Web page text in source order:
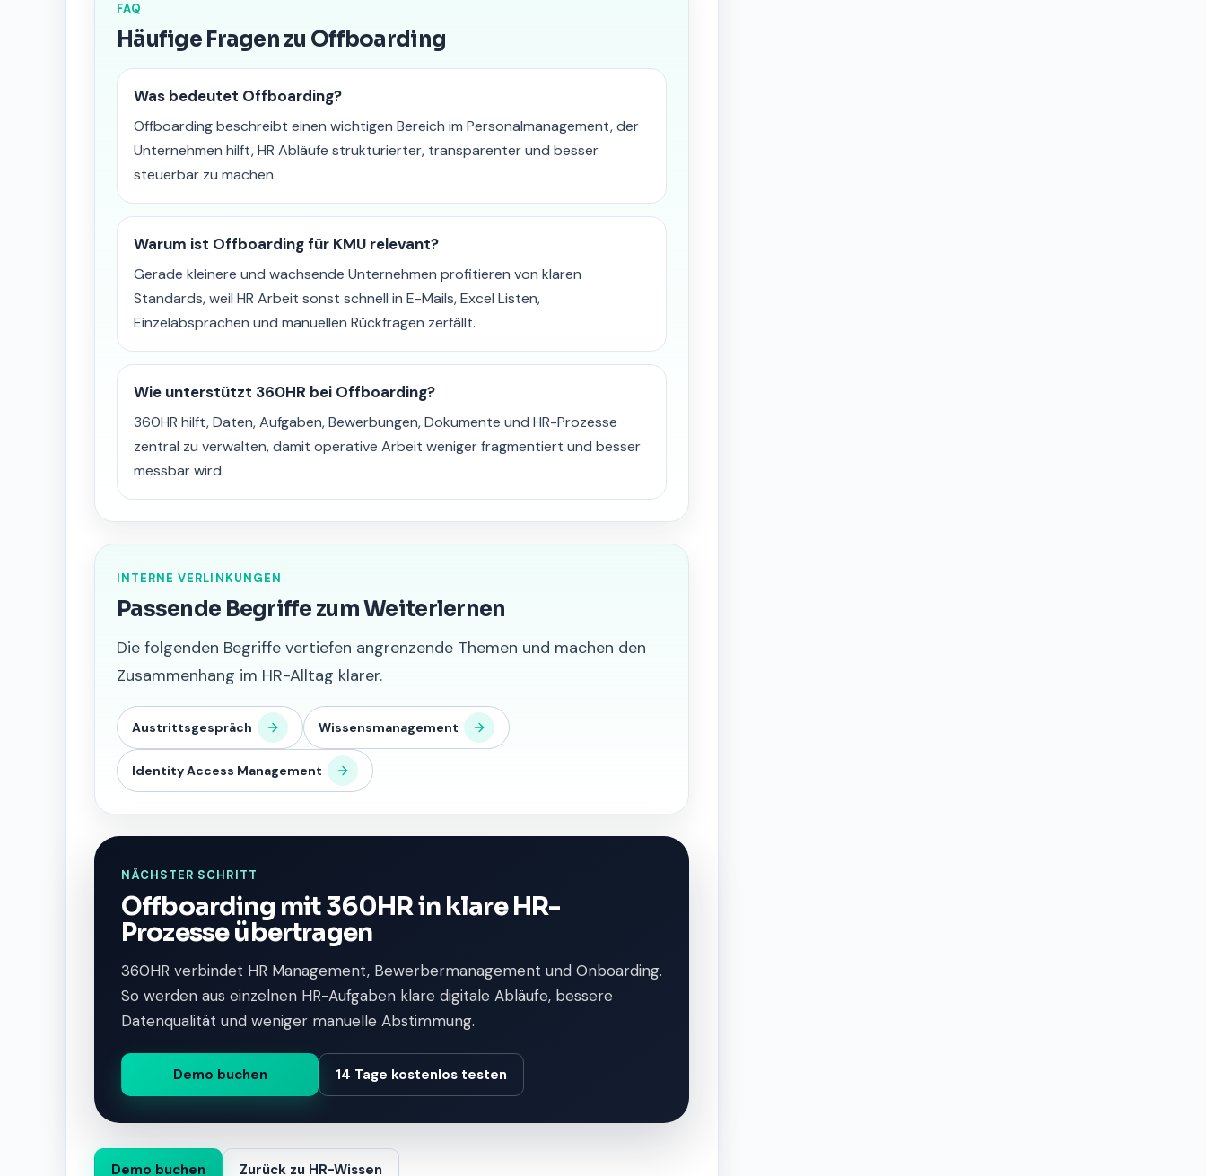
FAQ
Häufige Fragen zu Offboarding
Was bedeutet Offboarding?
Offboarding beschreibt einen wichtigen Bereich im Personalmanagement, der
Unternehmen hilft, HR Abläufe strukturierter, transparenter und besser
steuerbar zu machen.
Warum ist Offboarding für KMU relevant?
Gerade kleinere und wachsende Unternehmen profitieren von klaren
Standards, weil HR Arbeit sonst schnell in E-Mails, Excel Listen,
Einzelabsprachen und manuellen Rückfragen zerfällt.
Wie unterstützt 360HR bei Offboarding?
360HR hilft, Daten, Aufgaben, Bewerbungen, Dokumente und HR-Prozesse
zentral zu verwalten, damit operative Arbeit weniger fragmentiert und besser
messbar wird.
INTERNE VERLINKUNGEN
Passende Begriffe zum Weiterlernen
Die folgenden Begriffe vertiefen angrenzende Themen und machen den
Zusammenhang im HR-Alltag klarer.
Austrittsgespräch Wissensmanagement
Identity Access Management
NÄCHSTER SCHRITT
Offboarding mit 360HR in klare HR-
Prozesse übertragen
360HR verbindet HR Management, Bewerbermanagement und Onboarding.
So werden aus einzelnen HR-Aufgaben klare digitale Abläufe, bessere
Datenqualität und weniger manuelle Abstimmung.
Demo buchen 14 Tage kostenlos testen
Demo buchen Zurück zu HR-Wissen